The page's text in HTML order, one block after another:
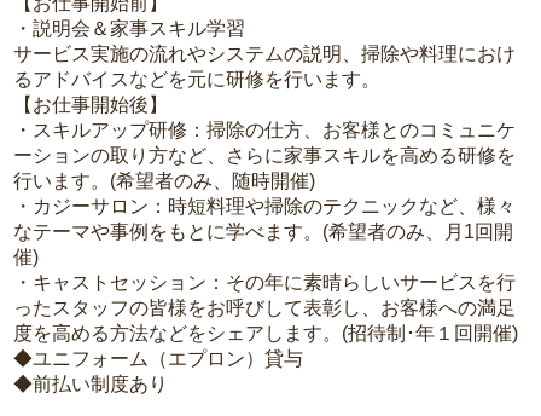
・説明会＆家事スキル学習
サービス実施の流れやシステムの説明、掃除や料理におけ
るアドバイスなどを元に研修を行います。
【お仕事開始後】
・スキルアップ研修：掃除の仕方、お客様とのコミュニケ
ーションの取り方など、さらに家事スキルを高める研修を
行います。(希望者のみ、随時開催)
・カジーサロン：時短料理や掃除のテクニックなど、様々
なテーマや事例をもとに学べます。(希望者のみ、月1回開
催)
・キャストセッション：その年に素晴らしいサービスを行
ったスタッフの皆様をお呼びして表彰し、お客様への満足
度を高める方法などをシェアします。(招待制･年１回開催)
◆ユニフォーム（エプロン）貸与
◆前払い制度あり